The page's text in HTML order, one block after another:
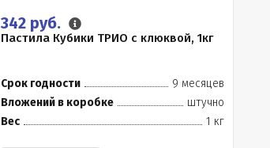
342 руб.
Пастила Кубики ТРИО с клюквой, 1кг
Срок годности
9 месяцев
Вложений в коробке
штучно
Вес
1 кг